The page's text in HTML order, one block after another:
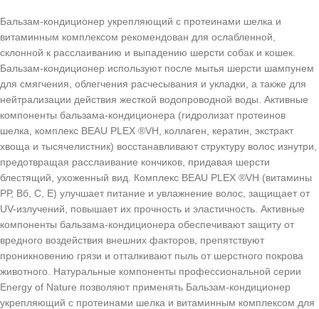
Бальзам-кондиционер укрепляющий с протеинами шелка и
витаминным комплексом рекомендован для ослабленной,
склонной к расслаиванию и выпадению шерсти собак и кошек.
Бальзам-кондиционер используют после мытья шерсти шампунем
для смягчения, облегчения расчесывания и укладки, а также для
нейтрализации действия жесткой водопроводной воды. Активные
компоненты бальзама-кондиционера (гидролизат протеинов
шелка, комплекс BEAU PLEX ®VH, коллаген, кератин, экстракт
хвоща и тысячелистник) восстанавливают структуру волос изнутри,
предотвращая расслаивание кончиков, придавая шерсти
блестящий, ухоженный вид. Комплекс BEAU PLEX ®VH (витамины
РР, Вб, С, Е) улучшает питание и увлажнение волос, защищает от
UV-излучений, повышает их прочность и эластичность. Активные
компоненты бальзама-кондиционера обеспечивают защиту от
вредного воздействия внешних факторов, препятствуют
проникновению грязи и отталкивают пыль от шерстного покрова
животного. Натуральные компоненты профессиональной серии
Energy of Nature позволяют применять Бальзам-кондиционер
укрепляющий с протеинами шелка и витаминным комплексом для